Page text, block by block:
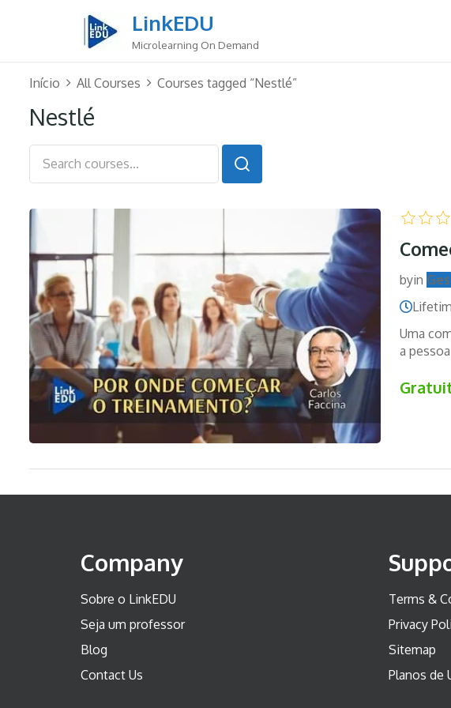
LinkEDU
Microlearning On Demand
Início All Courses Courses tagged “Nestlé”
Nestlé
byin
Uma
a
Company
Sobre o LinkEDU
Seja um professor
Blog
Contact Us
Terms &
Privacy
Sitemap
Planos de